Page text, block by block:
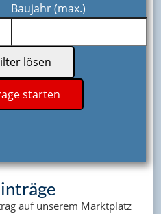
Baujahr (max.)
auf unserem Marktplatz